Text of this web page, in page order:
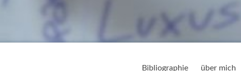
Bibliographie über mich